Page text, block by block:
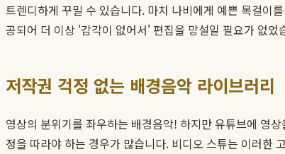
트렌디하게 꾸밀 수 있습니다. 마치 나비에게 예쁜 목걸이
공되어 더 이상 '감각이 없어서' 편집을 망설일 필요가 없었
저작권 걱정 없는 배경음악 라이브러리
영상의 분위기를 좌우하는 배경음악! 하지만 유튜브에 영
정을 따라야 하는 경우가 많습니다. 비디오 스튜는 이러한